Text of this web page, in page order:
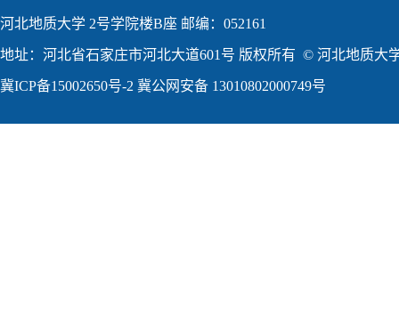
河北地质大学 2号学院楼B座 邮编：052161
地址：河北省石家庄市河北大道601号 版权所有 © 河北地质大
冀ICP备15002650号-2 冀公网安备 13010802000749号